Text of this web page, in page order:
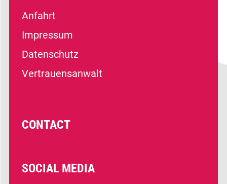
Anfahrt
Impressum
Datenschutz
Vertrauensanwalt
CONTACT
SOCIAL MEDIA